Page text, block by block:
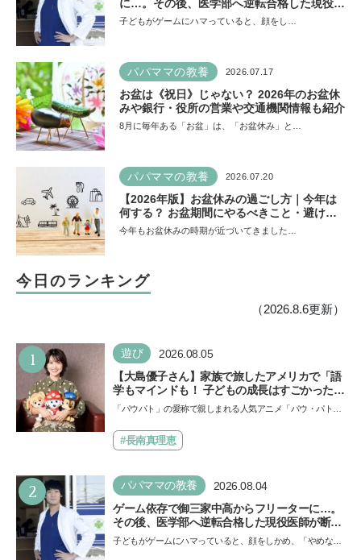
に…。その後、医学部へ逆転合格した現役医
師が断言「ゲームの経験が受験勉強に役立っ
子どもがゲームにハマっていると、顔をし…
パパママの教養 2026.07.17
お盆は《祝日》じゃない？ 2026年のお盆休
みや銀行・役所の営業や交通機関情報も紹介
8月に毎年ある「お盆」は、「お盆休み」と…
パパママの教養 2026.07.20
【2026年版】お盆休みの過ごし方｜今年は
何する？ お盆期間にやるべきこと・避ける
ことは
今年もお盆休みの時期が近づいてきました…
今日のランキング
（2026.8.6更新）
1 遊び 2026.08.05
【大島優子さん】家族で旅したアメリカで「語
学もマインドも！ 子どもの成長はすごかった」
声優をつとめた映画『パウ・パトロール ザ・ダ
できると子どもに知ってほしい
「パウパト」の愛称で親しまれる人気アニメ「パウ・パトロ
ザ…#長南真理恵
2 パパママの教養 2026.08.04
ゲーム依存で御三家中高からフリーターに…。
その後、医学部へ逆転合格した現役医師が断言
「ゲームの経験が受験勉強に役立った」そう考
子どもがゲームにハマっていると、顔をしかめ、「やめなさ